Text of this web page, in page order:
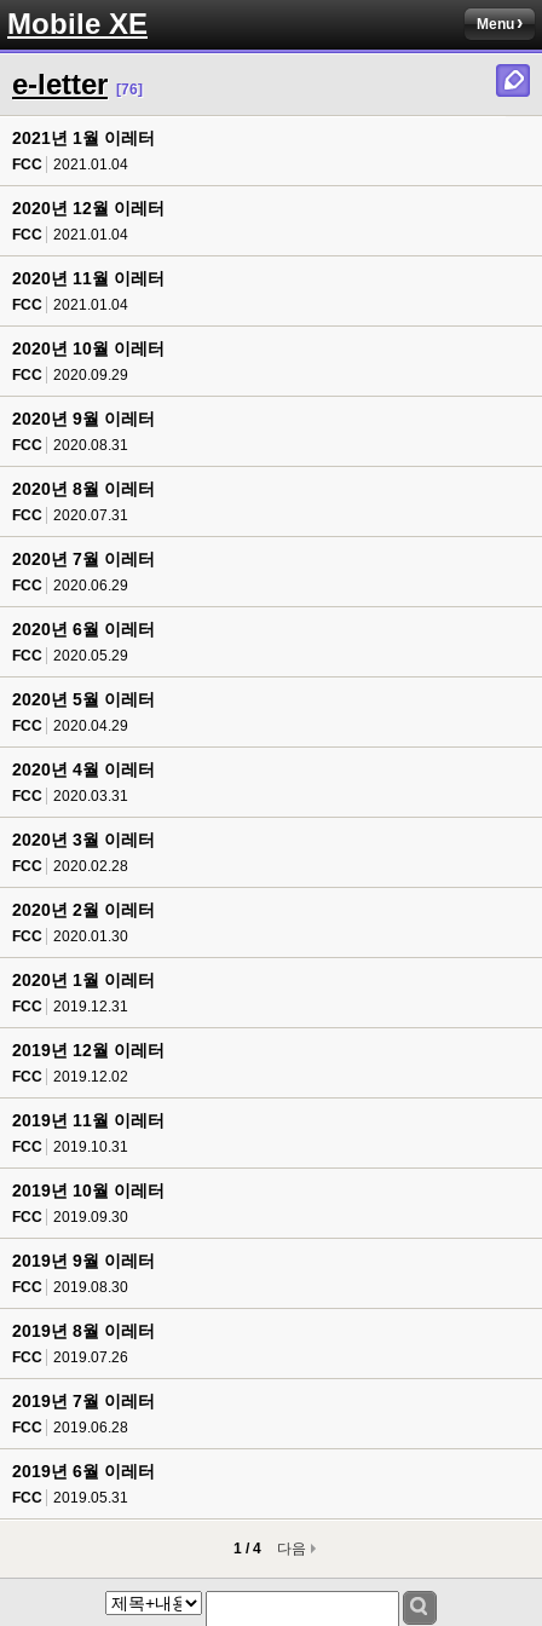
Mobile XE Menu
e-letter [76]
2021년 1월 이레터
FCC 2021.01.04
2020년 12월 이레터
FCC 2021.01.04
2020년 11월 이레터
FCC 2021.01.04
2020년 10월 이레터
FCC 2020.09.29
2020년 9월 이레터
FCC 2020.08.31
2020년 8월 이레터
FCC 2020.07.31
2020년 7월 이레터
FCC 2020.06.29
2020년 6월 이레터
FCC 2020.05.29
2020년 5월 이레터
FCC 2020.04.29
2020년 4월 이레터
FCC 2020.03.31
2020년 3월 이레터
FCC 2020.02.28
2020년 2월 이레터
FCC 2020.01.30
2020년 1월 이레터
FCC 2019.12.31
2019년 12월 이레터
FCC 2019.12.02
2019년 11월 이레터
FCC 2019.10.31
2019년 10월 이레터
FCC 2019.09.30
2019년 9월 이레터
FCC 2019.08.30
2019년 8월 이레터
FCC 2019.07.26
2019년 7월 이레터
FCC 2019.06.28
2019년 6월 이레터
FCC 2019.05.31
1 / 4 다음